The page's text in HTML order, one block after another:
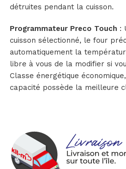
détruites pendant la cuisson.
Programmateur Preco Touch :
cuisson sélectionné, le four
automatiquement la
libre à vous de la modifier si
Classe énergétique
capacité possède la meilleure